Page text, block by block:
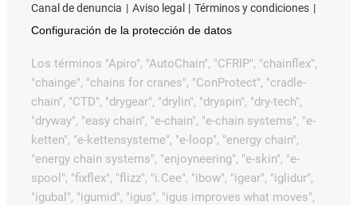
Canal de denuncia
Aviso legal
Términos y condiciones
Configuración de la protección de datos
Los términos "Apiro", "AutoChain", "CFRIP", "chainflex",
"chainge", "chains for cranes", "ConProtect", "cradle-
chain", "CTD", "drygear", "drylin", "dryspin", "dry-tech",
"dryway", "easy chain", "e-chain", "e-chain systems", "e-
ketten", "e-kettensysteme", "e-loop", "energy chain",
"energy chain systems", "enjoyneering", "e-skin", "e-
spool", "fixflex", "flizz", "i.Cee", "ibow", "igear", "iglidur",
"igubal", "igumid", "igus", "igus improves what moves",